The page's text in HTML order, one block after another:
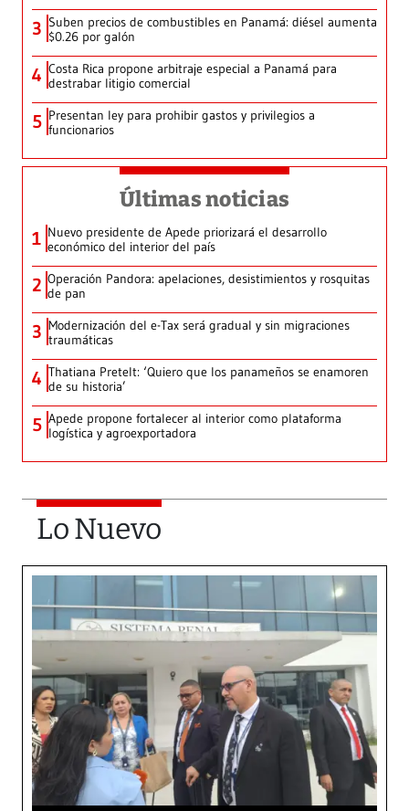
3 Suben precios de combustibles en Panamá: diésel aumenta
$0.26 por galón
4 Costa Rica propone arbitraje especial a Panamá para
destrabar litigio comercial
5 Presentan ley para prohibir gastos y privilegios a
funcionarios
Últimas noticias
1 Nuevo presidente de Apede priorizará el desarrollo
económico del interior del país
2 Operación Pandora: apelaciones, desistimientos y rosquitas
de pan
3 Modernización del e-Tax será gradual y sin migraciones
traumáticas
4 Thatiana Pretelt: ‘Quiero que los panameños se enamoren
de su historia’
5 Apede propone fortalecer al interior como plataforma
logística y agroexportadora
Lo Nuevo